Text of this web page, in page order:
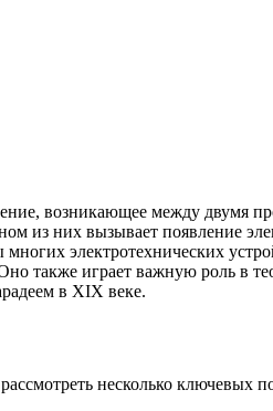
возникающее между двумя
из них вызывает появление
электротехнических
также играет важную роль в
в XIX веке.
несколько ключевых